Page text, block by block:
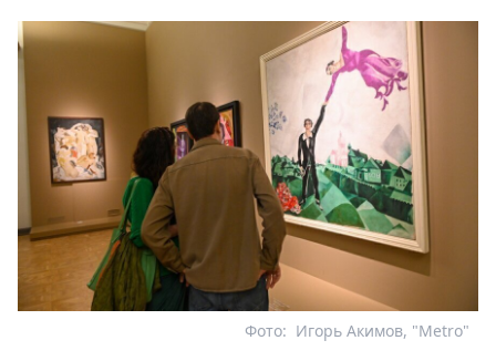
Игорь Акимов, "Metro"
Фото: